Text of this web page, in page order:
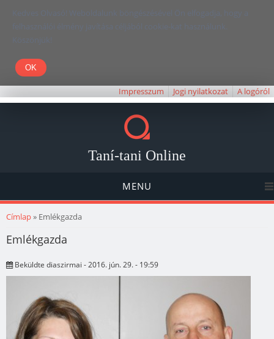
Kedves Olvasó! Weboldalunk böngészésével Ön elfogadja, hogy a
felhasználói élmény javítása céljából cookie-kat használunk.
Köszönjük!
Impresszum Jogi nyilatkozat A logóról
Taní-tani Online
MENU
Jelenlegi hely
Címlap» Emlékgazda
Emlékgazda
Beküldte diaszirmai - 2016. jún. 29. - 19:59